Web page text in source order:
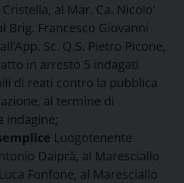
al Mar. Ca. Nicolo’
Brig. Francesco Giovanni
Sc. Q.S. Pietro Picone,
in arresto 5 indagati
di reati contro la pubblica
al termine di
indagine;
Luogotenente
Daiprà, al Maresciallo
Fonfone, al Maresciallo